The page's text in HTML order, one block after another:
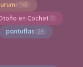
145
en Cochet 1
pantuflas 28